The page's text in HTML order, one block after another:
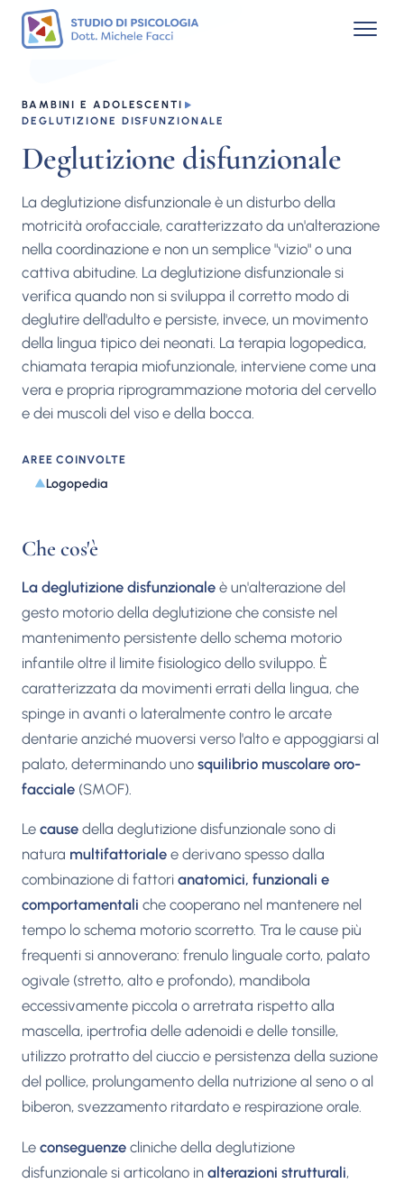
BAMBINI E ADOLESCENTI
DEGLUTIZIONE DISFUNZIONALE
Deglutizione disfunzionale
La deglutizione disfunzionale è un disturbo della
motricità orofacciale, caratterizzato da un'alterazione
nella coordinazione e non un semplice "vizio" o una
cattiva abitudine. La deglutizione disfunzionale si
verifica quando non si sviluppa il corretto modo di
deglutire dell'adulto e persiste, invece, un movimento
della lingua tipico dei neonati. La terapia logopedica,
chiamata terapia miofunzionale, interviene come una
vera e propria riprogrammazione motoria del cervello
e dei muscoli del viso e della bocca.
AREE COINVOLTE
Logopedia
Che cos'è
La deglutizione disfunzionale è un'alterazione del
gesto motorio della deglutizione che consiste nel
mantenimento persistente dello schema motorio
infantile oltre il limite fisiologico dello sviluppo. È
caratterizzata da movimenti errati della lingua, che
spinge in avanti o lateralmente contro le arcate
dentarie anziché muoversi verso l'alto e appoggiarsi al
palato, determinando uno squilibrio muscolare oro-
facciale (SMOF).
Le cause della deglutizione disfunzionale sono di
natura multifattoriale e derivano spesso dalla
combinazione di fattori anatomici, funzionali e
comportamentali che cooperano nel mantenere nel
tempo lo schema motorio scorretto. Tra le cause più
frequenti si annoverano: frenulo linguale corto, palato
ogivale (stretto, alto e profondo), mandibola
eccessivamente piccola o arretrata rispetto alla
mascella, ipertrofia delle adenoidi e delle tonsille,
utilizzo protratto del ciuccio e persistenza della suzione
del pollice, prolungamento della nutrizione al seno o al
biberon, svezzamento ritardato e respirazione orale.
Le conseguenze cliniche della deglutizione
disfunzionale si articolano in alterazioni strutturali,